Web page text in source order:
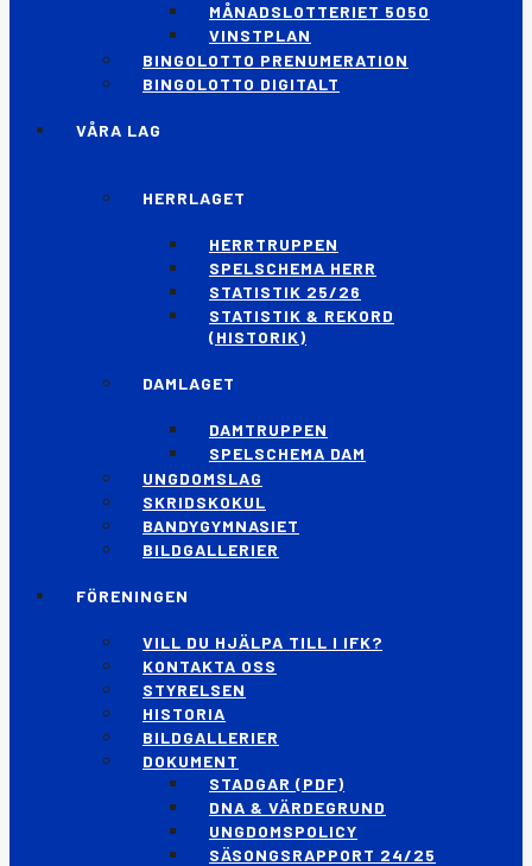
MÅNADSLOTTERIET 5050
VINSTPLAN
BINGOLOTTO PRENUMERATION
BINGOLOTTO DIGITALT
VÅRA LAG
HERRLAGET
HERRTRUPPEN
SPELSCHEMA HERR
STATISTIK 25/26
STATISTIK & REKORD
(HISTORIK)
DAMLAGET
DAMTRUPPEN
SPELSCHEMA DAM
UNGDOMSLAG
SKRIDSKOKUL
BANDYGYMNASIET
BILDGALLERIER
FÖRENINGEN
VILL DU HJÄLPA TILL I IFK?
KONTAKTA OSS
STYRELSEN
HISTORIA
BILDGALLERIER
DOKUMENT
STADGAR (PDF)
DNA & VÄRDEGRUND
UNGDOMSPOLICY
SÄSONGSRAPPORT 24/25